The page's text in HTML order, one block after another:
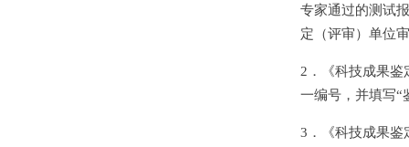
专家通过的测试
定（评审）单位
2．《科技成果
一编号，并填写“
3．《科技成果鉴